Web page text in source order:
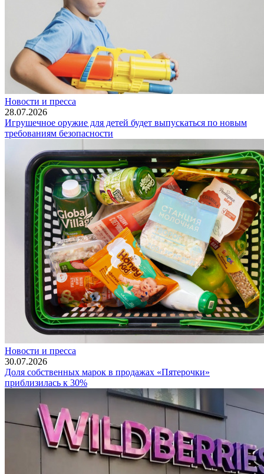
Новости и пресса
28.07.2026
Игрушечное оружие для детей будет выпускаться по новым
требованиям безопасности
Новости и пресса
30.07.2026
Доля собственных марок в продажах «Пятерочки»
приблизилась к 30%